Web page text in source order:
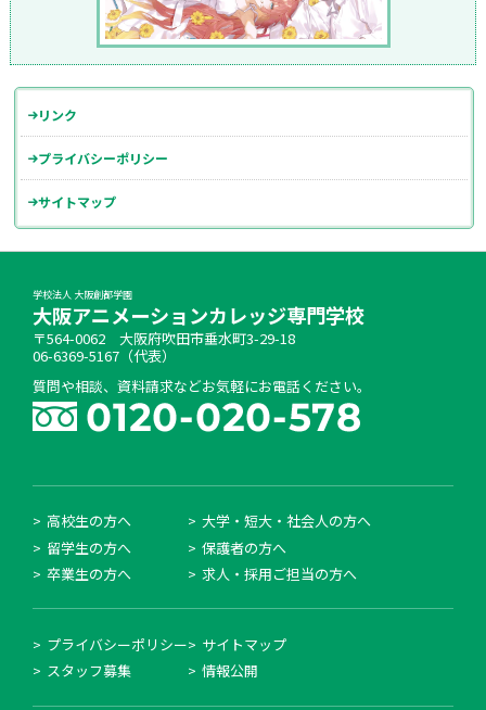
リンク
プライバシーポリシー
サイトマップ
学校法人 大阪創都学園
大阪アニメーションカレッジ専門学校
〒564-0062 大阪府吹田市垂水町3-29-18
06-6369-5167（代表）
質問や相談、資料請求などお気軽にお電話ください。
高校生の方へ
大学・短大・社会人の方へ
留学生の方へ
保護者の方へ
卒業生の方へ
求人・採用ご担当の方へ
プライバシーポリシー
サイトマップ
スタッフ募集
情報公開